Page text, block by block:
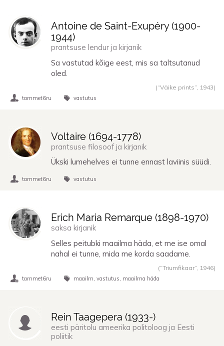
Antoine de Saint-Exupéry (1900-
1944)
prantsuse lendur ja kirjanik
Sa vastutad kõige eest, mis sa taltsutanud
oled.
(“Väike prints”, 1943)
tammet6ru vastutus
Voltaire (1694-1778)
prantsuse filosoof ja kirjanik
Ükski lumehelves ei tunne ennast laviinis süüdi.
tammet6ru vastutus
Erich Maria Remarque (1898-1970)
saksa kirjanik
Selles peitubki maailma häda, et me ise omal
nahal ei tunne, mida me korda saadame.
(“Triumfikaar”, 1946)
tammet6ru maailm vastutus maailma häda
Rein Taagepera (1933-)
eesti päritolu ameerika politoloog ja Eesti
poliitik